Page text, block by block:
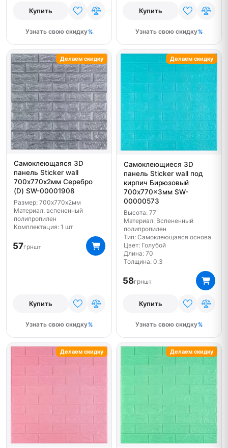
Купить
Узнать свою скидку
Купить
Узнать свою скидку
Самоклеющаяся 3D
панель Sticker wall
700х770х2мм Серебро
(D) SW-00001908
Размер: 700х770х2мм
Материал: вспененный
полипропилен
Комплектация: 1 шт
57грншт
Купить
Узнать свою скидку
Делаем скидку
Самоклеющиеся 3D
панель Sticker wall под
кирпич Бирюзовый
700x770x3мм SW-
00000573
Высота: 77
Материал: Вспененный
полипропилен
Тип: Самоклеющаяся основа
Цвет: Голубой
Длина: 70
Толщина: 0.3
58грншт
Купить
Узнать свою скидку
Делаем скидку
Делаем скидку Делаем скидку